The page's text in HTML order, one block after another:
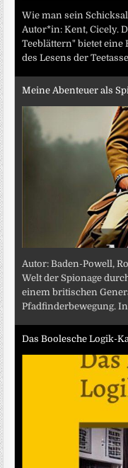
Wie man sein
Autor*in: Kent, Cicely.
Teeblättern" bietet
des Lesens der
Meine Abenteuer als
Autor: Baden-Powell,
Welt der Spionage
einem britischen
Pfadfinderbewegung. In
Das Boolesche Logik-